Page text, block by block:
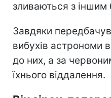
зливаються з іншим
Завдяки
вибухів астрономи
до них, а за
їхнього віддалення.